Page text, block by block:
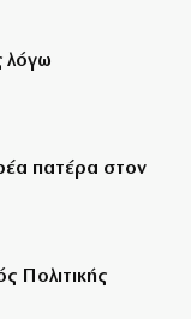
λόγω
πατέρα στον
Πολιτικής